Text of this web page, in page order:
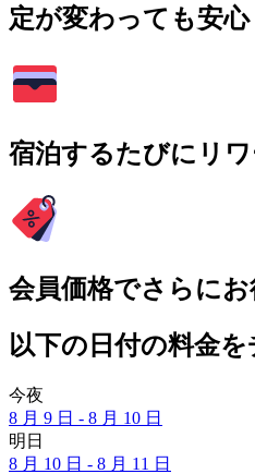
定が変わっても安心
宿泊するたびにリ
会員価格でさらにお
以下の日付の料金を
今夜
8 月 9 日 - 8 月 10 日
明日
8 月 10 日 - 8 月 11 日